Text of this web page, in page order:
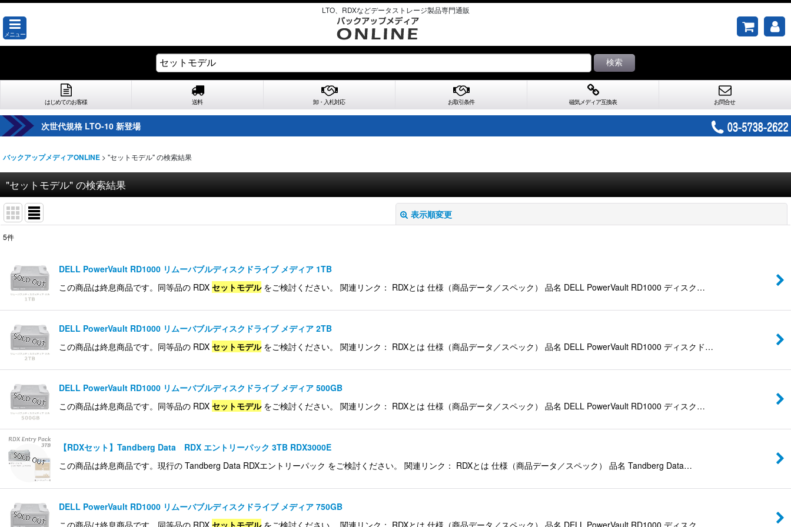
LTO、RDXなどデータストレージ製品専門通販
メニュー
検索
はじめてのお客様 送料 卸・入札対応 お取引条件 磁気メディア互換表 お問合せ
次世代規格 LTO-10 新登場
バックアップメディアONLINE > "セットモデル"の検索結果
"セットモデル" の検索結果
表示順変更
商品検索
表示数:
5件
DELL PowerVault RD1000 リムーバブルディスクドライブ メディア 1TB
この商品は終息商品です。同等品の RDX セットモデルをご検討ください。 関連リンク： RDXとは 仕様（商品データ／スペック） 品名 DELL PowerVault RD1000 ディスク…
DELL PowerVault RD1000 リムーバブルディスクドライブ メディア 2TB
この商品は終息商品です。同等品の RDX セットモデルをご検討ください。 関連リンク： RDXとは 仕様（商品データ／スペック） 品名 DELL PowerVault RD1000 ディスクド…
DELL PowerVault RD1000 リムーバブルディスクドライブ メディア 500GB
この商品は終息商品です。同等品の RDX セットモデルをご検討ください。 関連リンク： RDXとは 仕様（商品データ／スペック） 品名 DELL PowerVault RD1000 ディスク…
【RDXセット】Tandberg Data RDX エントリーパック 3TB RDX3000E
この商品は終息商品です。現行の Tandberg Data RDXエントリーパック をご検討ください。 関連リンク： RDXとは 仕様（商品データ／スペック） 品名 Tandberg Data…
DELL PowerVault RD1000 リムーバブルディスクドライブ メディア 750GB
この商品は終息商品です。同等品の RDX セットモデルをご検討ください。 関連リンク： RDXとは 仕様（商品データ／スペック） 品名 DELL PowerVault RD1000 ディスク…